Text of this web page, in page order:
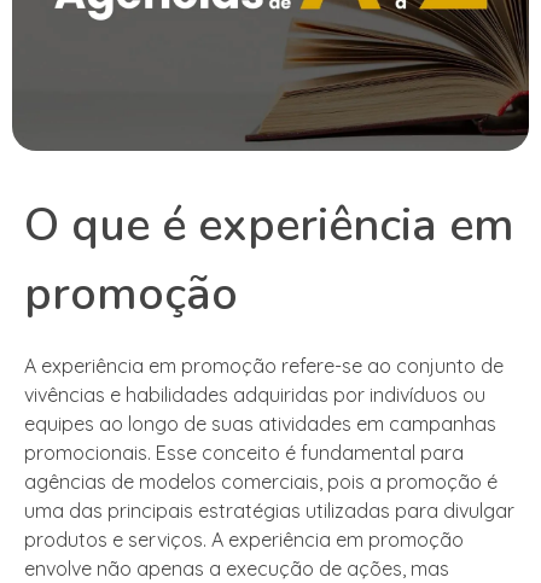
O que é experiência em
promoção
A experiência em promoção refere-se ao conjunto de
vivências e habilidades adquiridas por indivíduos ou
equipes ao longo de suas atividades em campanhas
promocionais. Esse conceito é fundamental para
agências de modelos comerciais, pois a promoção é
uma das principais estratégias utilizadas para divulgar
produtos e serviços. A experiência em promoção
envolve não apenas a execução de ações, mas